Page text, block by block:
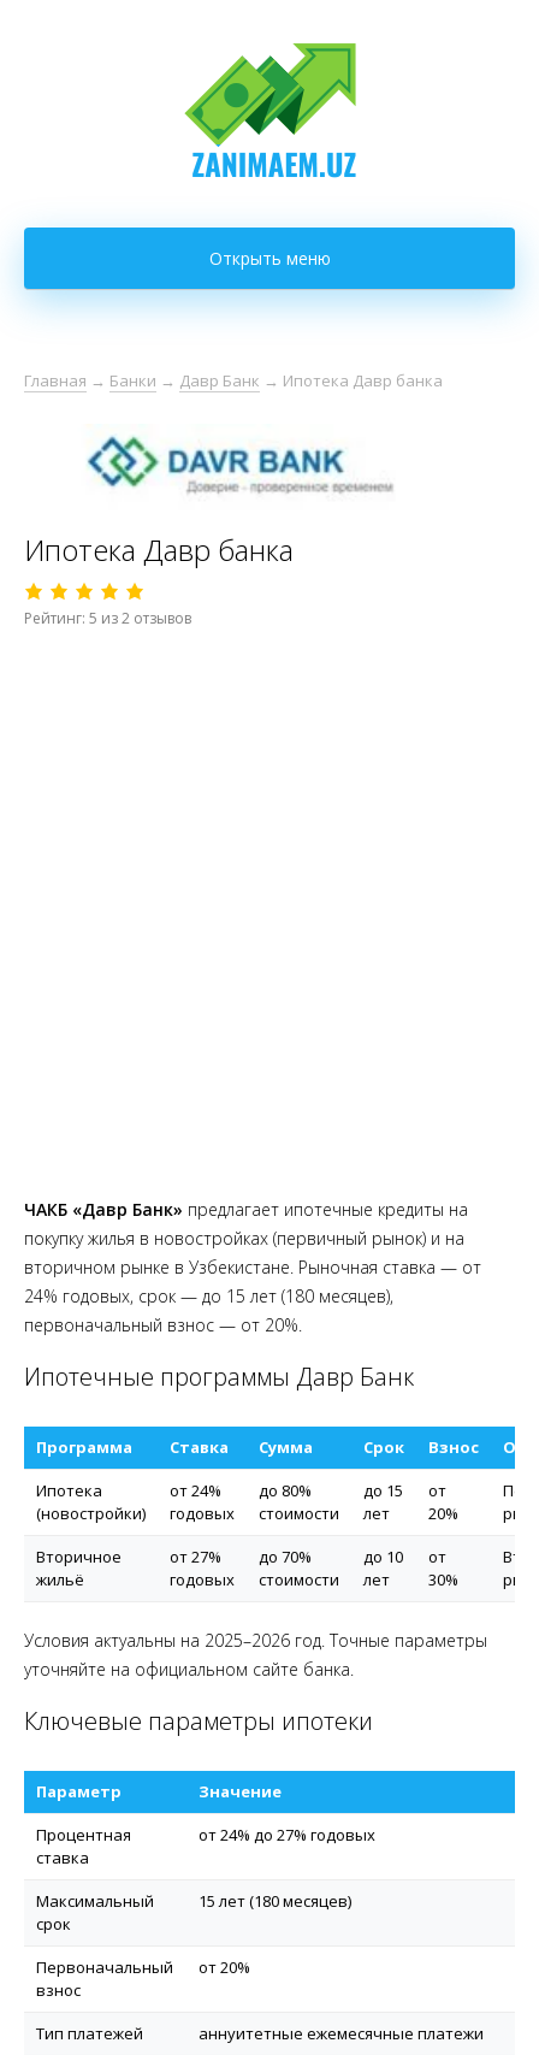
Открыть меню
Главная → Банки → Давр Банк → Ипотека Давр банка
Ипотека Давр банка
Рейтинг: 5 из 2 отзывов
ЧАКБ «Давр Банк» предлагает ипотечные кредиты на
покупку жилья в новостройках (первичный рынок) и на
вторичном рынке в Узбекистане. Рыночная ставка — от
24% годовых, срок — до 15 лет (180 месяцев),
первоначальный взнос — от 20%.
Ипотечные программы Давр Банк
Программа Ставка Сумма Срок Взнос
Ипотека
(новостройки)
от 24%
годовых
до 80%
стоимости
до 15
лет
от
20%
Вторичное
жильё
от 27%
годовых
до 70%
стоимости
до 10
лет
от
30%
Условия актуальны на 2025–2026 год. Точные параметры
уточняйте на официальном сайте банка.
Ключевые параметры ипотеки
Параметр
Значение
Процентная
ставка
от 24% до 27% годовых
Максимальный
срок
15 лет (180 месяцев)
Первоначальный
взнос
от 20%
Тип платежей
аннуитетные ежемесячные платежи